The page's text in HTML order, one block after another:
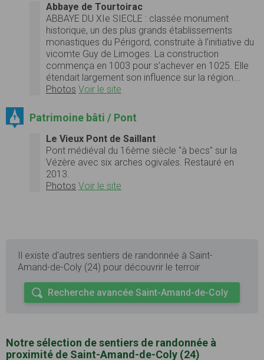
Abbaye de Tourtoirac
ABBAYE DU XIe SIECLE : classée monument
historique, un des plus grands établissements
monastiques du Périgord, construite à l’initiative du
vicomte Guy de Limoges. La construction
commença en 1003 pour s’achever en 1025. Elle
étendait largement son influence sur la région...
Photos Voir le site
Patrimoine bâti / Pont
Le Vieux Pont de Saillant
Pont médiéval du 16ème siècle "à becs" sur la
Vézère avec six arches ogivales. Restauré en
2013.
Photos Voir le site
Il existe d'autres sentiers de randonnée à Saint-
Amand-de-Coly (24) pour découvrir le terroir
Recherche avancée Saint-Amand-de-Coly
Notre sélection de sentiers de randonnée à
proximité de Saint-Amand-de-Coly (24)